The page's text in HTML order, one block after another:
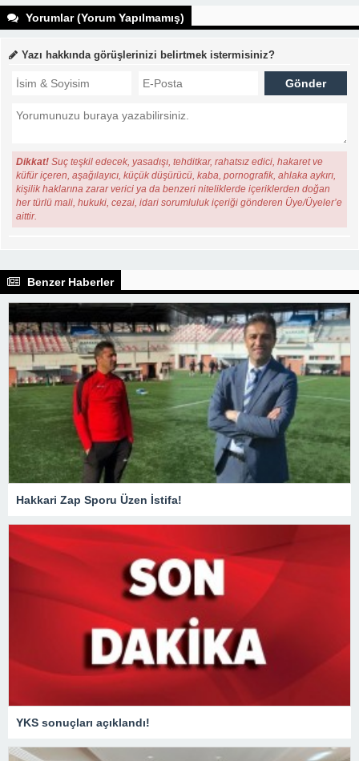
Yorumlar (Yorum Yapılmamış)
Yazı hakkında görüşlerinizi belirtmek istermisiniz?
Dikkat! Suç teşkil edecek, yasadışı, tehditkar, rahatsız edici, hakaret ve
küfür içeren, aşağılayıcı, küçük düşürücü, kaba, pornografik, ahlaka aykırı,
kişilik haklarına zarar verici ya da benzeri niteliklerde içeriklerden doğan
her türlü mali, hukuki, cezai, idari sorumluluk içeriği gönderen Üye/Üyeler’e
aittir.
Benzer Haberler
Hakkari Zap Sporu Üzen İstifa!
YKS sonuçları açıklandı!